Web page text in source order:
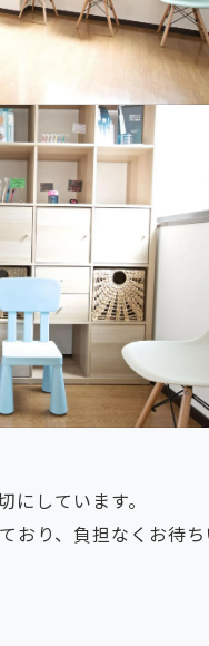
にしています。
おり、負担なくお待ち